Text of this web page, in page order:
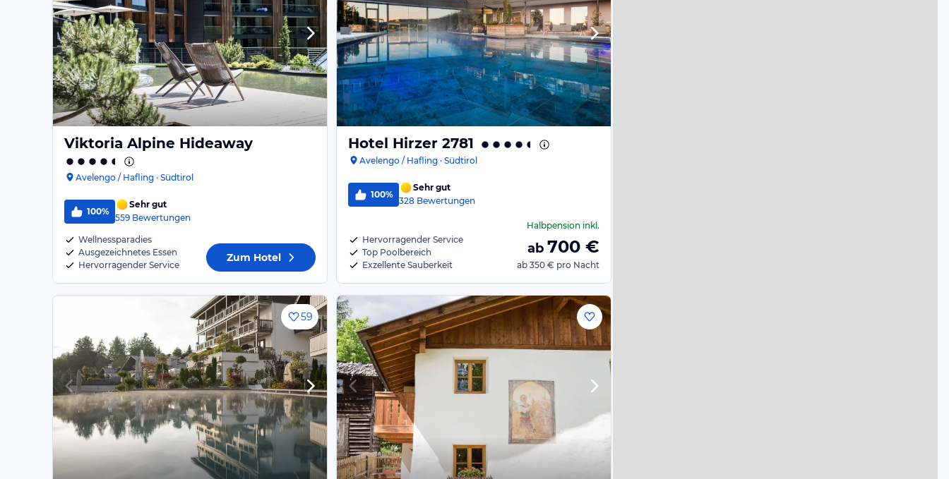
Viktoria Alpine Hideaway
Avelengo / Hafling · Südtirol
100%
Sehr gut
559 Bewertungen
Wellnessparadies
Ausgezeichnetes Essen
Hervorragender Service
Zum Hotel
Hotel Hirzer 2781
Avelengo / Hafling · Südtirol
100%
Sehr gut
328 Bewertungen
Hervorragender Service
Top Poolbereich
Exzellente Sauberkeit
Halbpension inkl.
ab 700 €
ab 350 € pro Nacht
59